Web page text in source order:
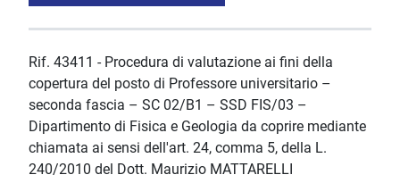
Rif. 43411 - Procedura di valutazione ai fini della
copertura del posto di Professore universitario –
seconda fascia – SC 02/B1 – SSD FIS/03 –
Dipartimento di Fisica e Geologia da coprire mediante
chiamata ai sensi dell'art. 24, comma 5, della L.
240/2010 del Dott. Maurizio MATTARELLI